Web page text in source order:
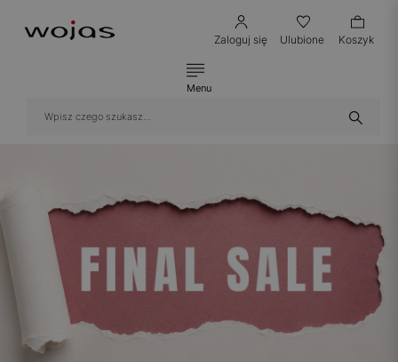
Zaloguj się Ulubione Koszyk
Menu